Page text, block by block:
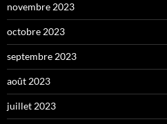
novembre 2023
octobre 2023
septembre 2023
août 2023
juillet 2023